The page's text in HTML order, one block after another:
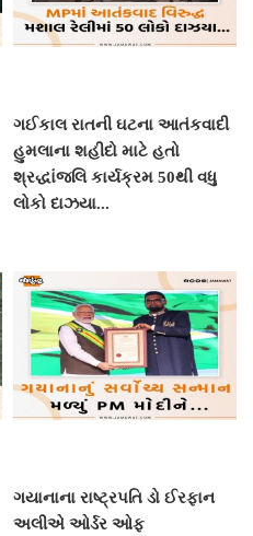
ગઈકાલ રાતની ઘટના આતંકવાદી
હુમલાના શહીદો માટે હતો
શ્રદ્ધાંજલિ કાર્યક્રમ 50થી વધુ
લોકો દાઝયા...
ગયાનાના રાષ્ટ્રપતિ ડો ઈરફાન
અલીએ ઓર્ડર ઓફ